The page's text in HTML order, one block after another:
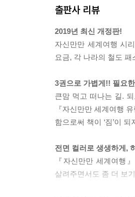
출판사 리뷰
2019년 최신 개정판!
자신만만 세계여행 시
요금, 각 나라의 철도
3권으로 가볍게!! 필요
큰맘 먹고 떠나는 길.
『자신만만 세계여행
함으로써 책이 ‘짐’이
전면 컬러로 생생하게,
『자신만만 세계여행
살려주면서도 좀 더 보